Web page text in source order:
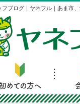
フブログ｜ヤネフル｜あま市
めての方へ